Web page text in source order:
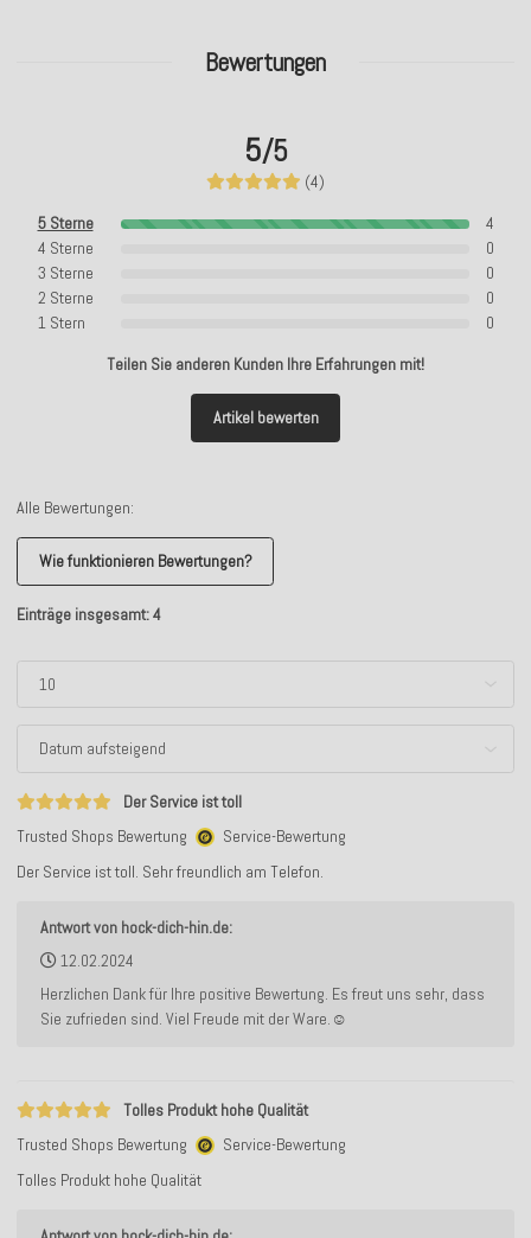
Bewertungen
5/5
(4)
5 Sterne
4
4 Sterne
0
3 Sterne
0
2 Sterne
0
1 Stern
0
Teilen Sie anderen Kunden Ihre Erfahrungen mit!
Artikel bewerten
Alle Bewertungen:
Wie funktionieren Bewertungen?
Einträge insgesamt: 4
Der Service ist toll
Trusted Shops Bewertung
Service-Bewertung
Der Service ist toll. Sehr freundlich am Telefon.
Antwort von hock-dich-hin.de:
12.02.2024
Herzlichen Dank für Ihre positive Bewertung. Es freut uns sehr, dass
Sie zufrieden sind. Viel Freude mit der Ware.☺️
Tolles Produkt hohe Qualität
Trusted Shops Bewertung
Service-Bewertung
Tolles Produkt hohe Qualität